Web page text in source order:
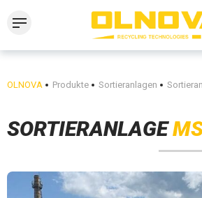
OLNOVA Produkte Sortieranlagen
SORTIERANLAGE